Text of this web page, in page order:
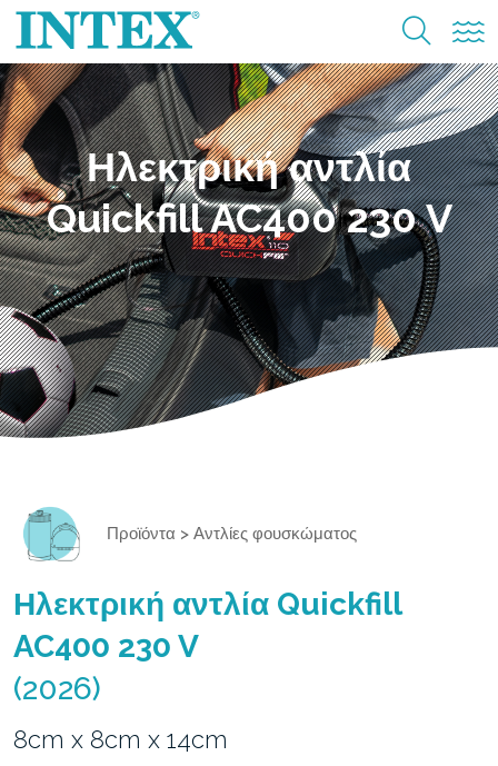
Ηλεκτρική αντλία
Quickfill AC400 230 V
Προϊόντα > Αντλίες φουσκώματος
Ηλεκτρική αντλία Quickfill
AC400 230 V
(2026)
8cm x 8cm x 14cm